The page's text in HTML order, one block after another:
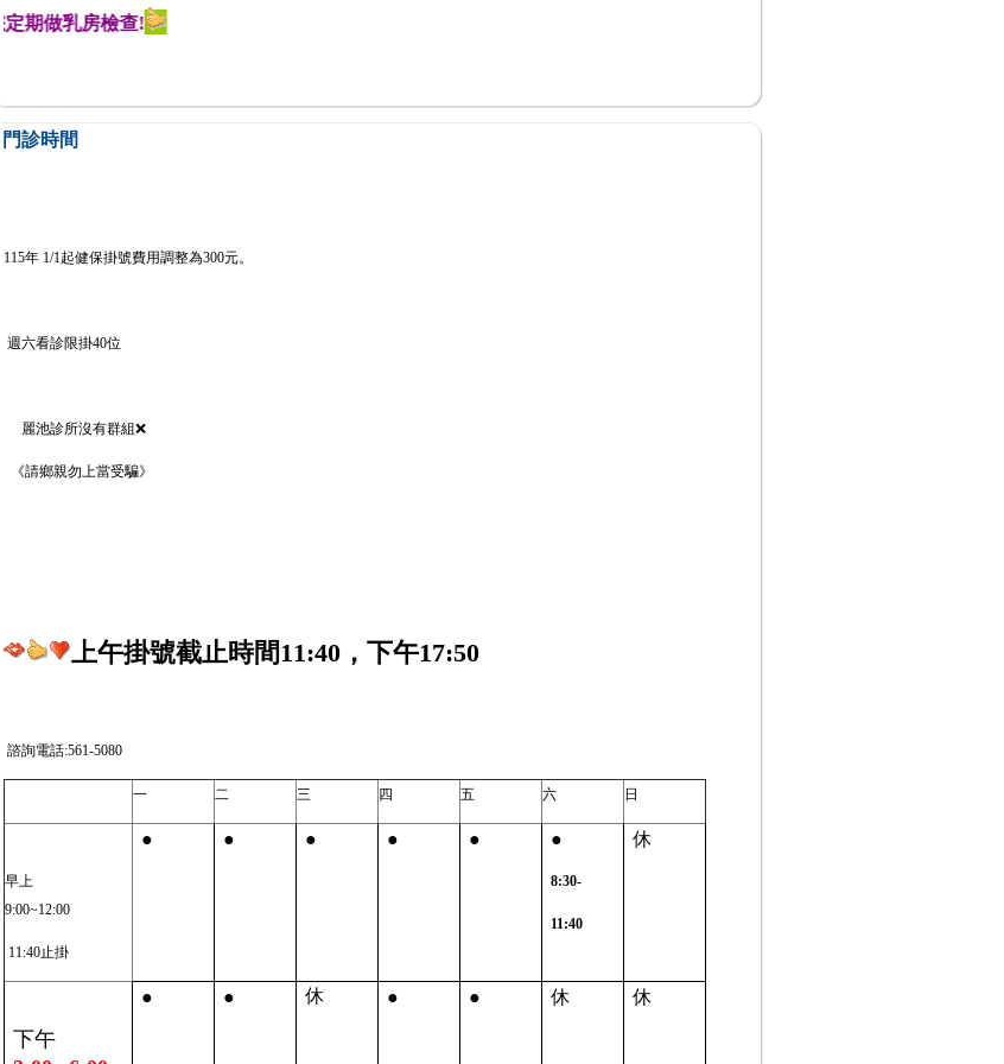
做乳房檢查!
門診時間
115年 1/1起健保掛號費用調整為300元。
週六看診限掛40位
麗池診所沒有群組❌
《請鄉親勿上當受騙》
上午掛號截止時間11:40，下午17:50
諮詢電話:561-5080
一 二 三 四 五 六 日
早上
9:00~12:00
11:40止掛
● ● ● ● ● ●
8:30-
11:40
休
下午
● ● 休 ● ● 休 休